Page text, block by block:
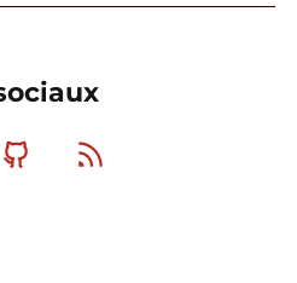
Github